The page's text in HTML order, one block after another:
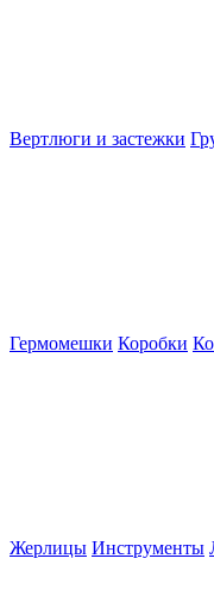
Вертлюги и застежки
Гермомешки Коробки
Жерлицы Инструменты